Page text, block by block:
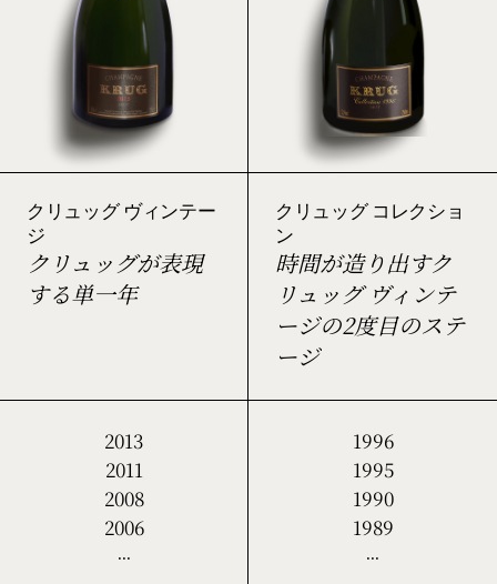
クリュッグ ヴィンテー
ジ
クリュッグが表現
する単一年
2013
2011
2008
2006
クリュッグ コレクショ
ン
時間が造り出すク
リュッグ ヴィンテ
ージの2度目のステ
ージ
1996
1995
1990
1989